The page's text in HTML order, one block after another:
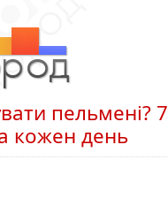
пельмені? 7
кожен день